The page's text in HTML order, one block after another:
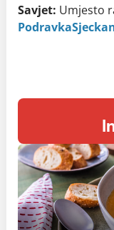
Savjet: Umjesto
Podravka